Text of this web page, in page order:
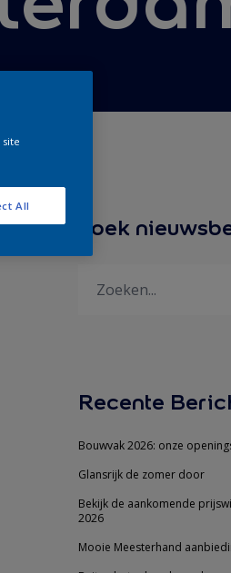
Zoek
Recente
Bouwvak 2026: onze
Glansrijk de zomer door
Bekijk de aankomende
2026
Mooie Meesterhand
All